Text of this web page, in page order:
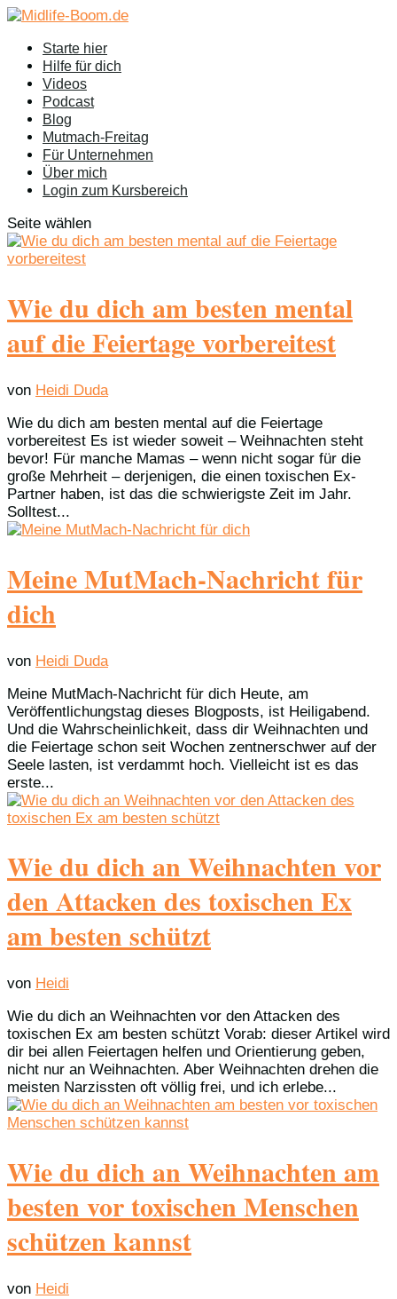
Starte hier
Hilfe für dich
Videos
Podcast
Blog
Mutmach-Freitag
Für Unternehmen
Über mich
Login zum Kursbereich
Seite wählen
Wie du dich am besten mental
auf die Feiertage vorbereitest
von Heidi Duda
Wie du dich am besten mental auf die Feiertage
vorbereitest Es ist wieder soweit – Weihnachten steht
bevor! Für manche Mamas – wenn nicht sogar für die
große Mehrheit – derjenigen, die einen toxischen Ex-
Partner haben, ist das die schwierigste Zeit im Jahr.
Solltest...
Meine MutMach-Nachricht für
dich
von Heidi Duda
Meine MutMach-Nachricht für dich Heute, am
Veröffentlichungstag dieses Blogposts, ist Heiligabend.
Und die Wahrscheinlichkeit, dass dir Weihnachten und
die Feiertage schon seit Wochen zentnerschwer auf der
Seele lasten, ist verdammt hoch. Vielleicht ist es das
erste...
Wie du dich an Weihnachten vor
den Attacken des toxischen Ex
am besten schützt
von Heidi
Wie du dich an Weihnachten vor den Attacken des
toxischen Ex am besten schützt Vorab: dieser Artikel wird
dir bei allen Feiertagen helfen und Orientierung geben,
nicht nur an Weihnachten. Aber Weihnachten drehen die
meisten Narzissten oft völlig frei, und ich erlebe...
Wie du dich an Weihnachten am
besten vor toxischen Menschen
schützen kannst
von Heidi